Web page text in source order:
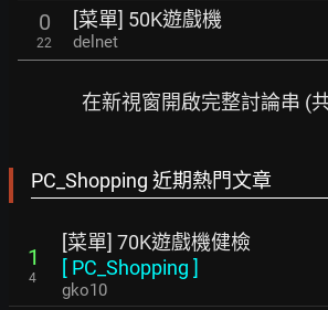
0
22
[菜單] 50K遊戲機
delnet
在新視窗開啟完整討論串 (
PC_Shopping 近期熱門文章
1
4
[菜單] 70K遊戲機健檢
[ PC_Shopping ]
gko10